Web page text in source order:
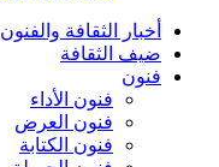
أخبار الثقافة والفنون
ضيف الثقافة
فنون
فنون الأداء
فنون العرض
فنون الكتابة